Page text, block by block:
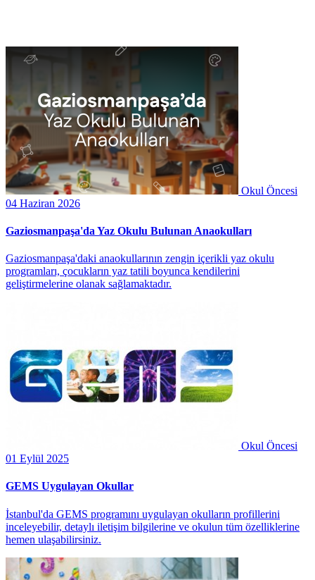
Okul Öncesi
04 Haziran 2026
Gaziosmanpaşa'da Yaz Okulu Bulunan Anaokulları
Gaziosmanpaşa'daki anaokullarının zengin içerikli yaz okulu
programları, çocukların yaz tatili boyunca kendilerini
geliştirmelerine olanak sağlamaktadır.
Okul Öncesi
01 Eylül 2025
GEMS Uygulayan Okullar
İstanbul'da GEMS programını uygulayan okulların profillerini
inceleyebilir, detaylı iletişim bilgilerine ve okulun tüm özelliklerine
hemen ulaşabilirsiniz.